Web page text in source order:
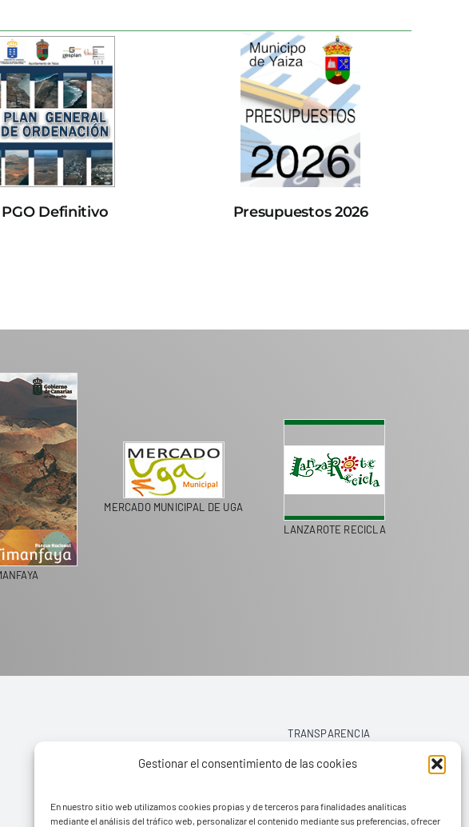
Gestionar el consentimiento de las cookies
En nuestro sitio web utilizamos cookies propias y de terceros para finalidades analíticas
mediante el análisis del tráfico web, personalizar el contenido mediante sus preferencias, ofrecer
PGO Definitivo Presupuestos 2026
MERCADO MUNICIPAL DE UGA
LANZAROTE
TRANSPARENCIA
AVISO LEGAL
POLÍTICA DE PRIVACIDAD